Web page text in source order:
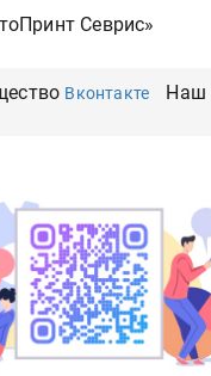
Севрис»
Вконтакте Наш